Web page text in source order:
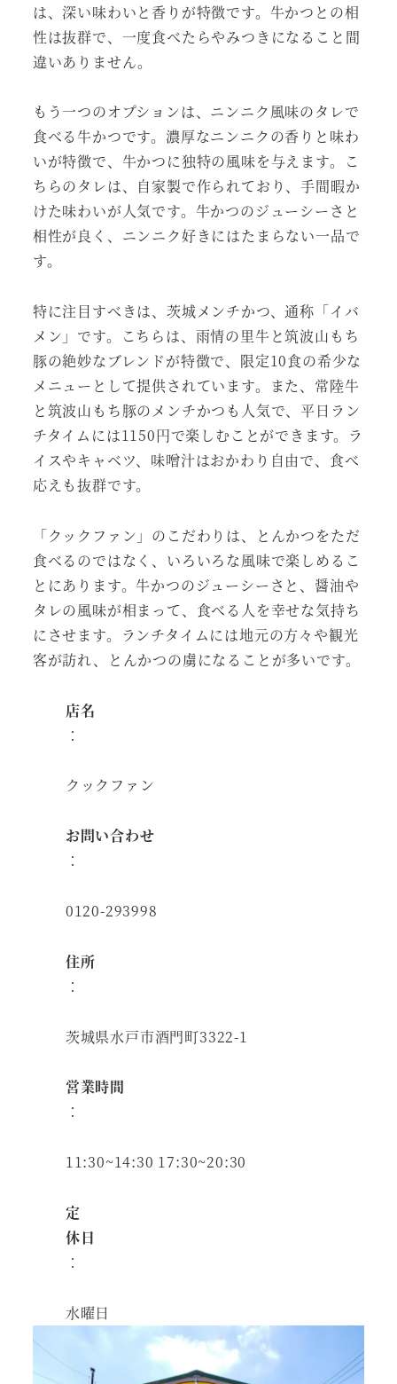
は、深い味わいと香りが特徴です。牛かつとの相
性は抜群で、一度食べたらやみつきになること間
違いありません。
もう一つのオプションは、ニンニク風味のタレで
食べる牛かつです。濃厚なニンニクの香りと味わ
いが特徴で、牛かつに独特の風味を与えます。こ
ちらのタレは、自家製で作られており、手間暇か
けた味わいが人気です。牛かつのジューシーさと
相性が良く、ニンニク好きにはたまらない一品で
す。
特に注目すべきは、茨城メンチかつ、通称「イバ
メン」です。こちらは、雨情の里牛と筑波山もち
豚の絶妙なブレンドが特徴で、限定10食の希少な
メニューとして提供されています。また、常陸牛
と筑波山もち豚のメンチかつも人気で、平日ラン
チタイムには1150円で楽しむことができます。ラ
イスやキャベツ、味噌汁はおかわり自由で、食べ
応えも抜群です。
「クックファン」のこだわりは、とんかつをただ
食べるのではなく、いろいろな風味で楽しめるこ
とにあります。牛かつのジューシーさと、醤油や
タレの風味が相まって、食べる人を幸せな気持ち
にさせます。ランチタイムには地元の方々や観光
客が訪れ、とんかつの虜になることが多いです。
店名
：
クックファン
お問い合わせ
：
0120-293998
住所
：
茨城県水戸市酒門町3322-1
営業時間
：
11:30~14:30 17:30~20:30
定
休日
：
水曜日